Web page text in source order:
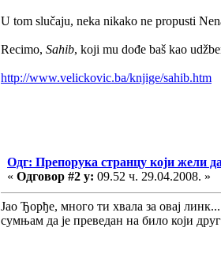
U tom slučaju, neka nikako ne propusti
Recimo, Sahib, koji mu dođe baš kao
http://www.velickovic.ba/knjige/sahib.htm
Одг: Препорука странцу који жели
« Одговор #2 у: 09.52 ч. 29.04.2008. »
Јао Ђорђе, много ти хвала за овај
сумњам да је преведан на било који